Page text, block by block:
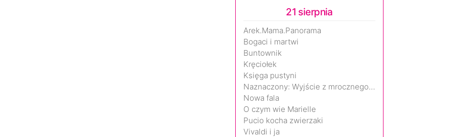
21 sierpnia
Arek.Mama.Panorama
Bogaci i martwi
Buntownik
Kręciołek
Księga pustyni
Naznaczony: Wyjście z mrocznego wymiaru
Nowa fala
O czym wie Marielle
Pucio kocha zwierzaki
Vivaldi i ja